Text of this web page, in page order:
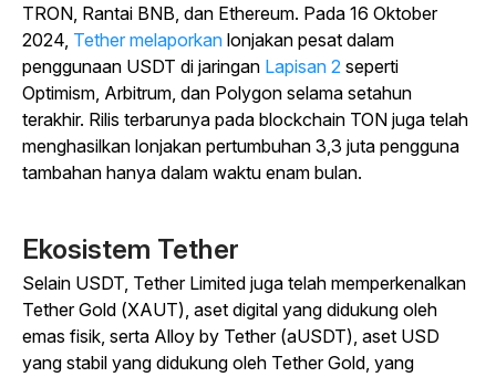
TRON, Rantai BNB, dan Ethereum. Pada 16 Oktober
2024, Tether melaporkan lonjakan pesat dalam
penggunaan USDT di jaringan Lapisan 2 seperti
Optimism, Arbitrum, dan Polygon selama setahun
terakhir. Rilis terbarunya pada blockchain TON juga telah
menghasilkan lonjakan pertumbuhan 3,3 juta pengguna
tambahan hanya dalam waktu enam bulan.
Ekosistem Tether
Selain USDT, Tether Limited juga telah memperkenalkan
Tether Gold (XAUT), aset digital yang didukung oleh
emas fisik, serta Alloy by Tether (aUSDT), aset USD
yang stabil yang didukung oleh Tether Gold, yang